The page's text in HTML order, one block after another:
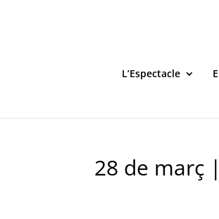
L’Espectacle
28 de març